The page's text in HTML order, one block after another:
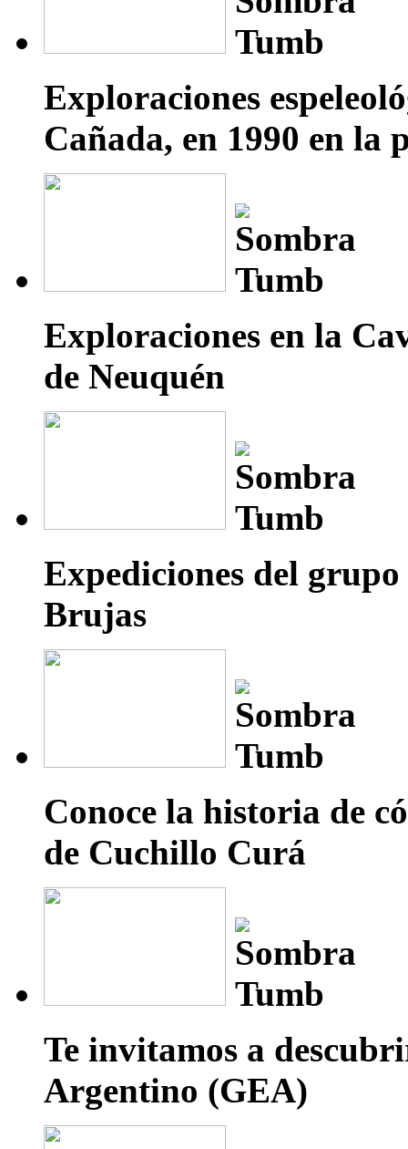
Exploraciones
Cañada, en 1990 en la
Exploraciones en la
de Neuquén
Expediciones del
Brujas
Conoce la historia de
de Cuchillo Curá
Te invitamos a
Argentino (GEA)